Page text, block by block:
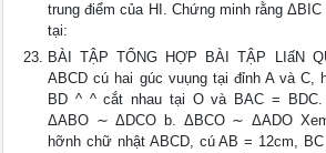
trung điểm của HI. Chứng minh rằng
tại:
BÀI TẬP TỔNG HỢP BÀI TẬP LIấN
ABCD cú hai gúc vuụng tại đỉnh A và C,
BD ^ ^ cắt nhau tại O và BAC = BDC.
ΔABO ∼ ΔDCO b. ΔBCO ∼ ΔADO
hỡnh chữ nhật ABCD, cú AB = 12cm,